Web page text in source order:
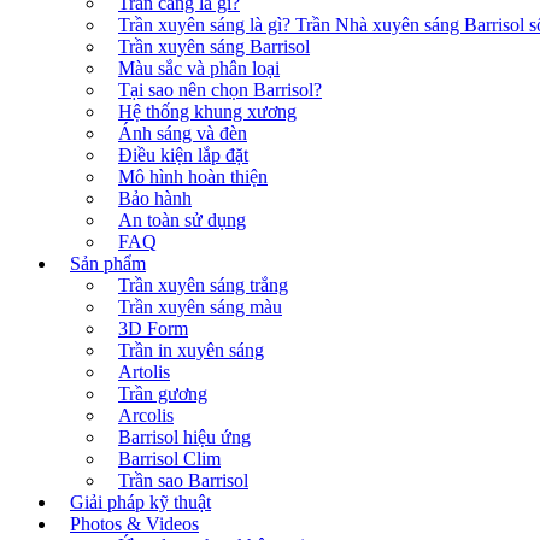
Trần xuyên sáng là gì? Trần Nhà xuyên sáng Barrisol
Trần xuyên sáng Barrisol
Màu sắc và phân loại
Tại sao nên chọn Barrisol?
Hệ thống khung xương
Ánh sáng và đèn
Điều kiện lắp đặt
Mô hình hoàn thiện
Bảo hành
An toàn sử dụng
FAQ
Sản phẩm
Trần xuyên sáng trắng
Trần xuyên sáng màu
3D Form
Trần in xuyên sáng
Artolis
Trần gương
Arcolis
Barrisol hiệu ứng
Barrisol Clim
Trần sao Barrisol
Giải pháp kỹ thuật
Photos & Videos